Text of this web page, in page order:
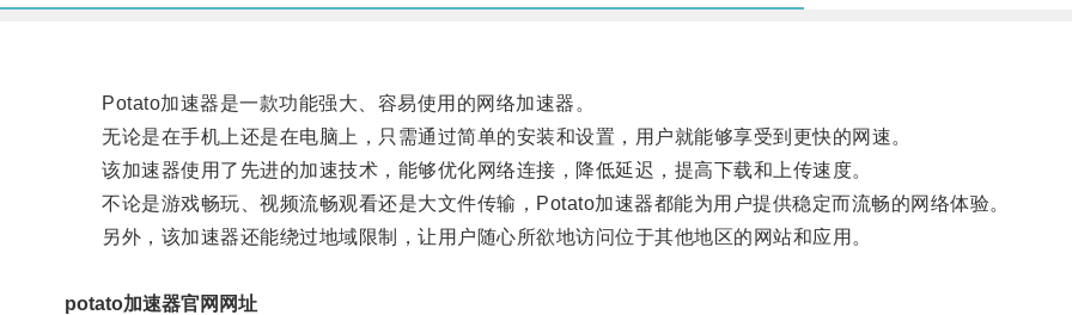
Potato加速器是一款功能强大、容易使用的网络加速器。
无论是在手机上还是在电脑上，只需通过简单的安装和设置，用户就能够享受到更快的网速。
该加速器使用了先进的加速技术，能够优化网络连接，降低延迟，提高下载和上传速度。
不论是游戏畅玩、视频流畅观看还是大文件传输，Potato加速器都能为用户提供稳定而流畅的网络体验。
另外，该加速器还能绕过地域限制，让用户随心所欲地访问位于其他地区的网站和应用。
potato加速器官网网址